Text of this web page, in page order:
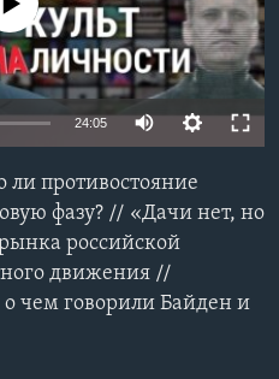
currently available
24:05
противостояние
фазу? // «Дачи нет, но
российской
движения //
чем говорили Байден и